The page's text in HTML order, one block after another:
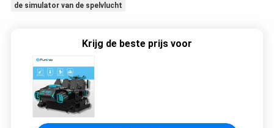
de simulator van de spelvlucht
Krijg de beste prijs voor